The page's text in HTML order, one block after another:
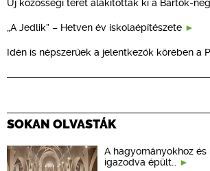
Új közösségi teret alakítottak ki a Bartók-
„A Jedlik” – Hetven év iskolaépítészete
Idén is népszerűek a jelentkezők körében a
SOKAN OLVASTÁK
A hagyományokhoz
igazodva épült…